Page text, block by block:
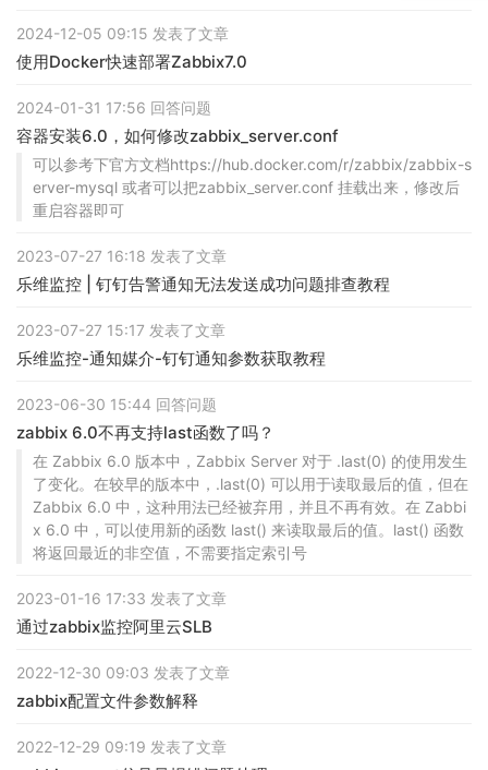
2024-12-05 09:15 发表了文章
使用Docker快速部署Zabbix7.0
2024-01-31 17:56 回答问题
容器安装6.0，如何修改zabbix_server.conf
可以参考下官方文档https://hub.docker.com/r/zabbix/zabbix-s
erver-mysql 或者可以把zabbix_server.conf 挂载出来，修改后
重启容器即可
2023-07-27 16:18 发表了文章
乐维监控 | 钉钉告警通知无法发送成功问题排查教程
2023-07-27 15:17 发表了文章
乐维监控-通知媒介-钉钉通知参数获取教程
2023-06-30 15:44 回答问题
zabbix 6.0不再支持last函数了吗？
在 Zabbix 6.0 版本中，Zabbix Server 对于 .last(0) 的使用发生
了变化。在较早的版本中，.last(0) 可以用于读取最后的值，但在
Zabbix 6.0 中，这种用法已经被弃用，并且不再有效。在 Zabbi
x 6.0 中，可以使用新的函数 last() 来读取最后的值。last() 函数
将返回最近的非空值，不需要指定索引号
2023-01-16 17:33 发表了文章
通过zabbix监控阿里云SLB
2022-12-30 09:03 发表了文章
zabbix配置文件参数解释
2022-12-29 09:19 发表了文章